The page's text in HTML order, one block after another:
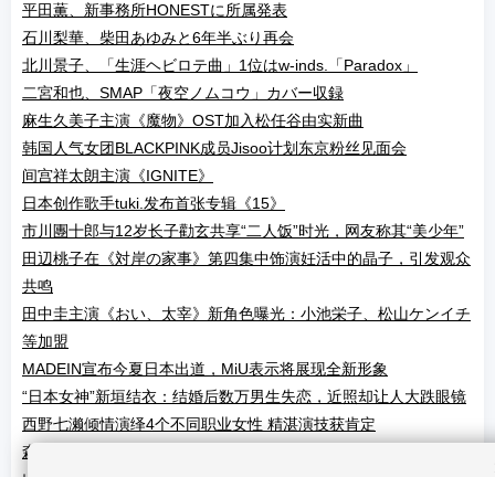
平田薫、新事務所HONESTに所属発表
石川梨華、柴田あゆみと6年半ぶり再会
北川景子、「生涯ヘビロテ曲」1位はw-inds.「Paradox」
二宮和也、SMAP「夜空ノムコウ」カバー収録
麻生久美子主演《魔物》OST加入松任谷由实新曲
韩国人气女团BLACKPINK成员Jisoo计划东京粉丝见面会
间宫祥太朗主演《IGNITE》
日本创作歌手tuki.发布首张专辑《15》
市川團十郎与12岁长子勸玄共享“二人饭”时光，网友称其“美少年”
田辺桃子在《対岸の家事》第四集中饰演妊活中的晶子，引发观众
共鸣
田中圭主演《おい、太宰》新角色曝光：小池栄子、松山ケンイチ
等加盟
MADEIN宣布今夏日本出道，MiU表示将展现全新形象
“日本女神”新垣结衣：结婚后数万男生失恋，近照却让人大跌眼镜
西野七濑倾情演绎4个不同职业女性 精湛演技获肯定
森七菜将首次主演《世界奇妙物语》 与奥平大兼、仓悠贵等一同